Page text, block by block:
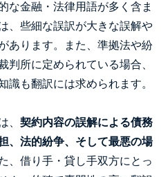
な金融・法律用語が多く含ま
、些細な誤訳が大きな誤解や
あります。また、準拠法や紛
判所に定められている場合、
識も翻訳には求められます。
、 契約内容の誤解による債務
、法的紛争、そして最悪の場
、借り手・貸し手双方にとっ